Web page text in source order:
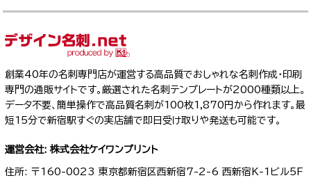
創業40年の名刺専門店が運営する高品質でおしゃれな名刺作成・印刷
専門の通販サイトです。厳選された名刺テンプレートが2000種類以上。
データ不要、簡単操作で高品質名刺が100枚1,870円から作れます。最
短15分で新宿駅すぐの実店舗で即日受け取りや発送も可能です。
運営会社: 株式会社ケイワンプリント
住所: 〒160-0023 東京都新宿区西新宿7-2-6 西新宿K-1ビル5F